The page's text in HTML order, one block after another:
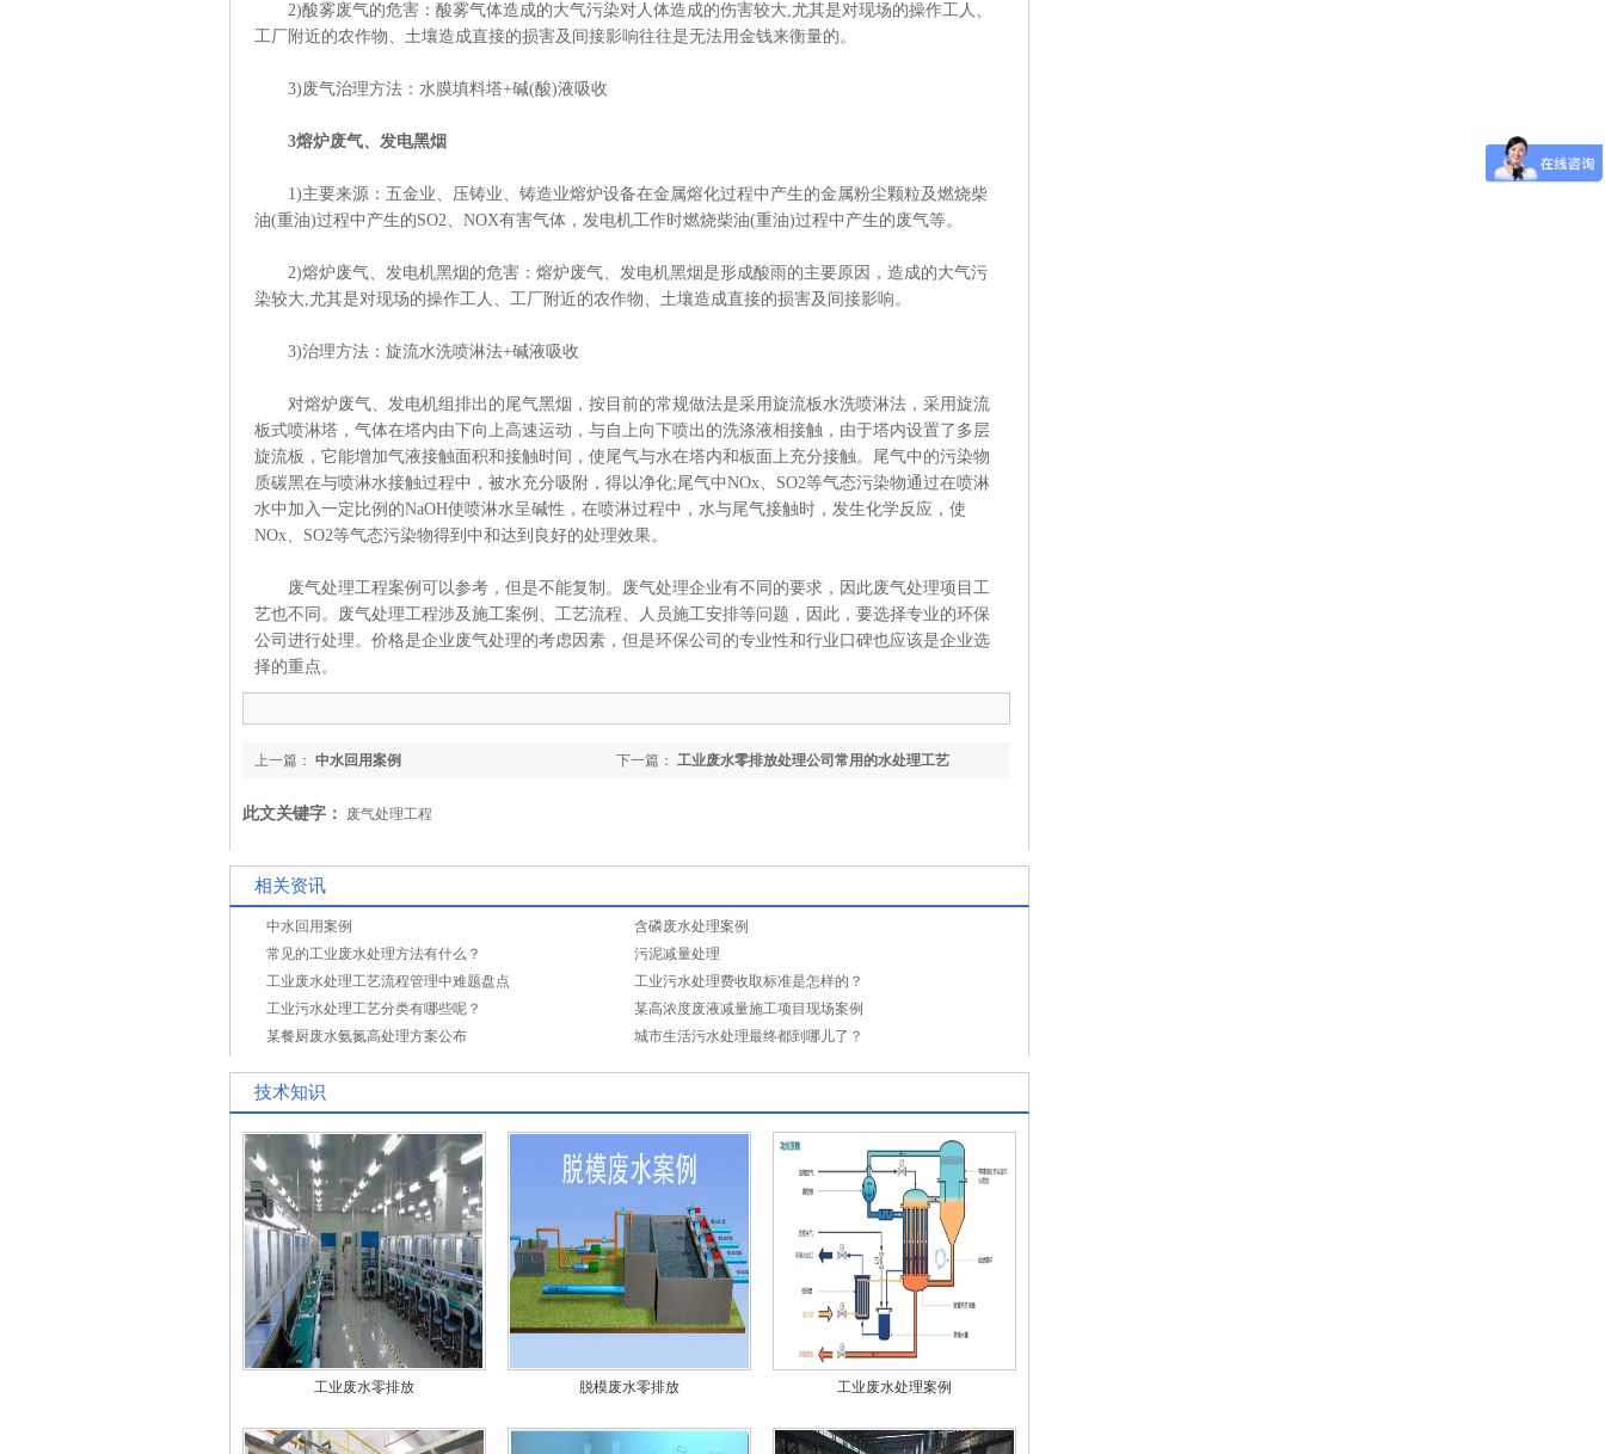
2)酸雾废气的危害：酸雾气体造成的大气污染对人体造成的伤害较大,尤其是对现场的操作工人、
工厂附近的农作物、土壤造成直接的损害及间接影响往往是无法用金钱来衡量的。
3)废气治理方法：水膜填料塔+碱(酸)液吸收
3熔炉废气、发电黑烟
1)主要来源：五金业、压铸业、铸造业熔炉设备在金属熔化过程中产生的金属粉尘颗粒及燃烧柴
油(重油)过程中产生的SO2、NOX有害气体，发电机工作时燃烧柴油(重油)过程中产生的废气等。
2)熔炉废气、发电机黑烟的危害：熔炉废气、发电机黑烟是形成酸雨的主要原因，造成的大气污
染较大,尤其是对现场的操作工人、工厂附近的农作物、土壤造成直接的损害及间接影响。
3)治理方法：旋流水洗喷淋法+碱液吸收
对熔炉废气、发电机组排出的尾气黑烟，按目前的常规做法是采用旋流板水洗喷淋法，采用旋流
板式喷淋塔，气体在塔内由下向上高速运动，与自上向下喷出的洗涤液相接触，由于塔内设置了多层
旋流板，它能增加气液接触面积和接触时间，使尾气与水在塔内和板面上充分接触。尾气中的污染物
质碳黑在与喷淋水接触过程中，被水充分吸附，得以净化;尾气中NOx、SO2等气态污染物通过在喷淋
水中加入一定比例的NaOH使喷淋水呈碱性，在喷淋过程中，水与尾气接触时，发生化学反应，使
NOx、SO2等气态污染物得到中和达到良好的处理效果。
废气处理工程案例可以参考，但是不能复制。废气处理企业有不同的要求，因此废气处理项目工
艺也不同。废气处理工程涉及施工案例、工艺流程、人员施工安排等问题，因此，要选择专业的环保
公司进行处理。价格是企业废气处理的考虑因素，但是环保公司的专业性和行业口碑也应该是企业选
择的重点。
下一篇： 工业废水零排放处理公司常用的水处理工艺
上一篇： 中水回用案例
此文关键字： 废气处理工程
相关资讯
中水回用案例
含磷废水处理案例
常见的工业废水处理方法有什么？
污泥减量处理
工业废水处理工艺流程管理中难题盘点
工业污水处理费收取标准是怎样的？
工业污水处理工艺分类有哪些呢？
某高浓度废液减量施工项目现场案例
某餐厨废水氨氮高处理方案公布
城市生活污水处理最终都到哪儿了？
技术知识
工业废水零排放 脱模废水零排放 工业废水处理案例